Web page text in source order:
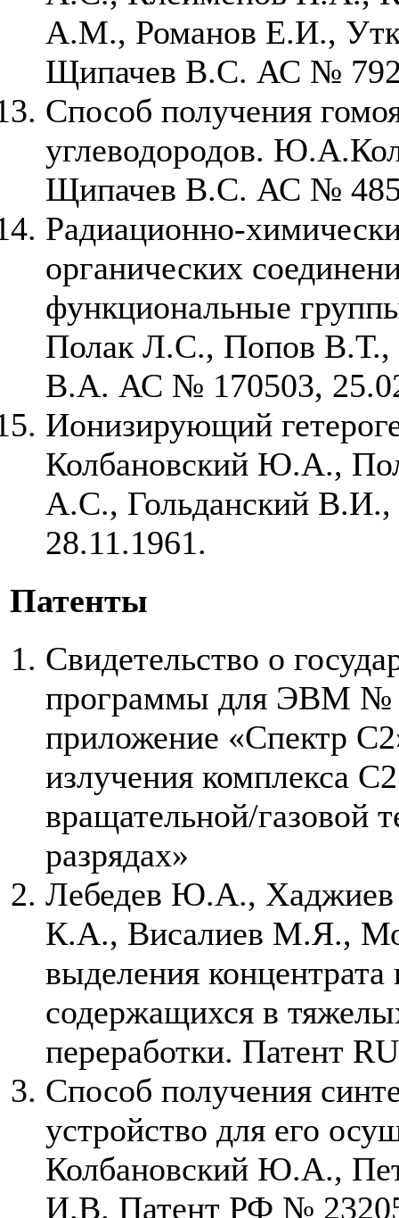
А.М., Романов Е.И.,
Щипачев В.С. АС №
Способ получения
углеводородов.
Щипачев В.С. АС №
Радиационно-
органических
функциональные
Полак Л.С., Попов
В.А. АС № 170503,
Ионизирующий
Колбановский Ю.А.,
А.С., Гольданский
28.11.1961.
Патенты
Свидетельство о
программы для ЭВМ №
приложение «Спектр
излучения комплекса
вращательной/газовой
разрядах»
Лебедев Ю.А.,
К.А., Висалиев М.Я.,
выделения
содержащихся в
переработки. Патент
Способ получения
устройство для его
Колбановский Ю.А.,
И.В. Патент РФ №